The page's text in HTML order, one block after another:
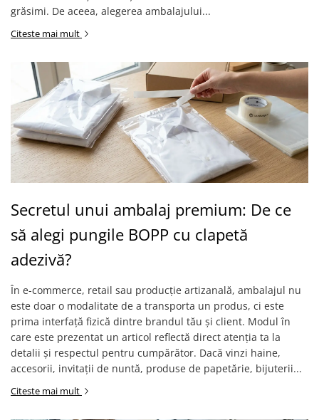
grăsimi. De aceea, alegerea ambalajului...
Citeste mai mult
Secretul unui ambalaj premium: De ce
să alegi pungile BOPP cu clapetă
adezivă?
În e-commerce, retail sau producție artizanală, ambalajul nu
este doar o modalitate de a transporta un produs, ci este
prima interfață fizică dintre brandul tău și client. Modul în
care este prezentat un articol reflectă direct atenția ta la
detalii și respectul pentru cumpărător. Dacă vinzi haine,
accesorii, invitații de nuntă, produse de papetărie, bijuterii...
Citeste mai mult